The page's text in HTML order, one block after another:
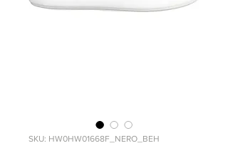
SKU: HW0HW01668F_NERO_BEH